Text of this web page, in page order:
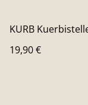
KURB
19,90 €